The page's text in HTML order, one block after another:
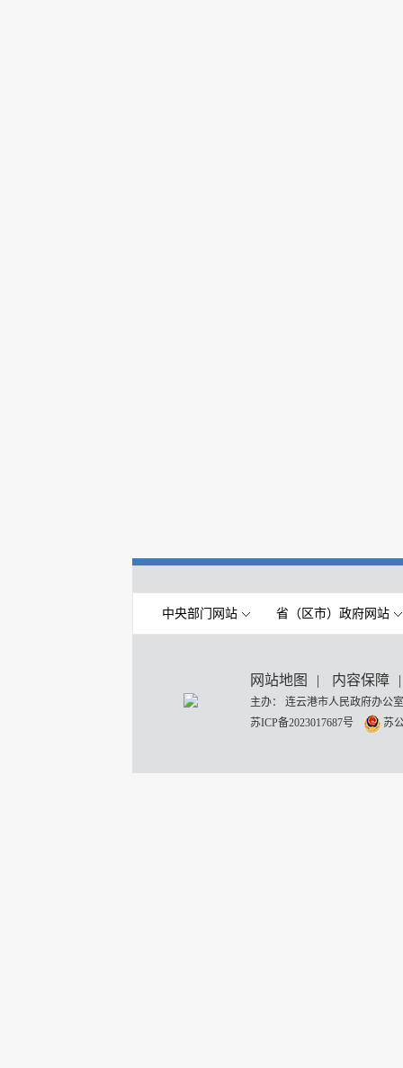
中央部门网站 省（区市）政府网站
网站地图 | 内容保障 |
主办： 连云港市人民政府办
苏ICP备2023017687号
苏